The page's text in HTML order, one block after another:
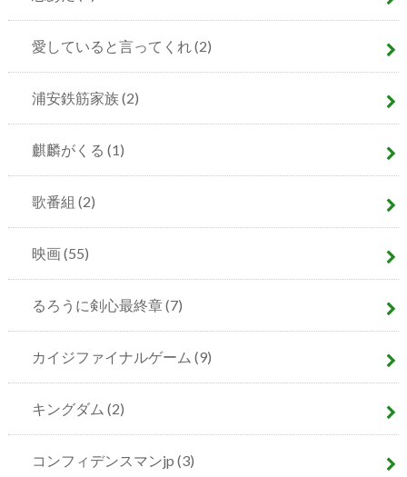
愛していると言ってくれ (2)
浦安鉄筋家族(2)
麒麟がくる (1)
歌番組 (2)
映画(55)
るろうに剣心最終章(7)
カイジファイナルゲーム (9)
キングダム (2)
コンフィデンスマンjp (3)